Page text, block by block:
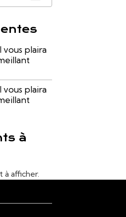
vous plaira
vous plaira
à
afficher.